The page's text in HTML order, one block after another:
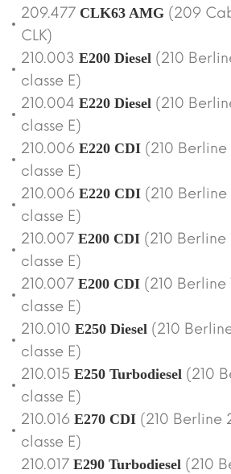
209.477 CLK63 AMG (209
CLK)
210.003 E200 Diesel (210
classe E)
210.004 E220 Diesel (210
classe E)
210.006 E220 CDI (210
classe E)
210.006 E220 CDI (210
classe E)
210.007 E200 CDI (210
classe E)
210.007 E200 CDI (210
classe E)
210.010 E250 Diesel (210
classe E)
210.015 E250 Turbodiesel (210
classe E)
210.016 E270 CDI (210
classe E)
210.017 E290 Turbodiesel (210